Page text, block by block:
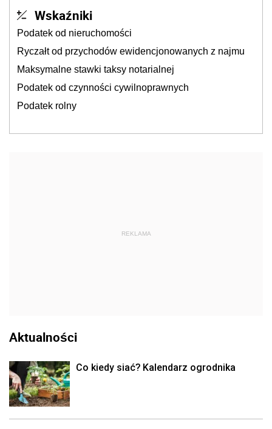
Wskaźniki
Podatek od nieruchomości
Ryczałt od przychodów ewidencjonowanych z najmu
Maksymalne stawki taksy notarialnej
Podatek od czynności cywilnoprawnych
Podatek rolny
REKLAMA
Aktualności
Co kiedy siać? Kalendarz ogrodnika